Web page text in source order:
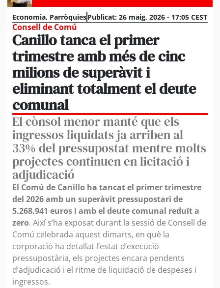
Economia, ParròquiesPublicat: 26 maig, 2026 - 17:05 CEST
Consell de Comú
Canillo tanca el primer
trimestre amb més de cinc
milions de superàvit i
eliminant totalment el deute
comunal
El cònsol menor manté que els
ingressos liquidats ja arriben al
33% del pressupostat mentre molts
projectes continuen en licitació i
adjudicació
El Comú de Canillo ha tancat el primer trimestre
del 2026 amb un superàvit pressupostari de
5.268.941 euros i amb el deute comunal reduït a
zero. Així s’ha exposat durant la sessió de Consell de
Comú celebrada aquest dimarts, en què la
corporació ha detallat l’estat d’execució
pressupostària, els projectes encara pendents
d’adjudicació i el ritme de liquidació de despeses i
ingressos.